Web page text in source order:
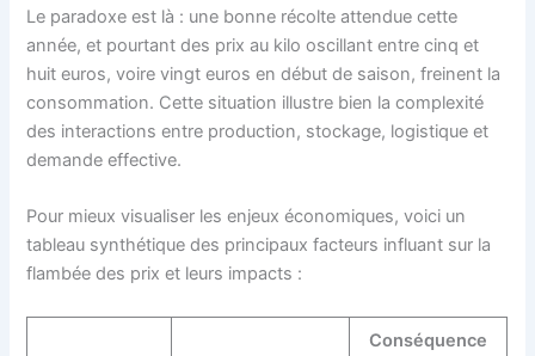
Le paradoxe est là : une bonne récolte attendue cette
année, et pourtant des prix au kilo oscillant entre cinq et
huit euros, voire vingt euros en début de saison, freinent la
consommation. Cette situation illustre bien la complexité
des interactions entre production, stockage, logistique et
demande effective.
Pour mieux visualiser les enjeux économiques, voici un
tableau synthétique des principaux facteurs influant sur la
flambée des prix et leurs impacts :
Conséquence